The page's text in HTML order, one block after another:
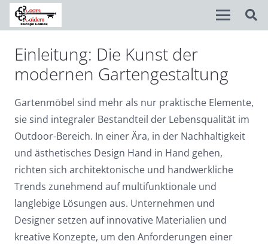
Einleitung: Die Kunst der
modernen Gartengestaltung
Gartenmöbel sind mehr als nur praktische Elemente,
sie sind integraler Bestandteil der Lebensqualität im
Outdoor-Bereich. In einer Ära, in der Nachhaltigkeit
und ästhetisches Design Hand in Hand gehen,
richten sich architektonische und handwerkliche
Trends zunehmend auf multifunktionale und
langlebige Lösungen aus. Unternehmen und
Designer setzen auf innovative Materialien und
kreative Konzepte, um den Anforderungen einer
visibility_off Disable flashes
title Mark headings
settings Background Color
Zoom out
zoom_in Zoom in
remove_circle_outline Decrease font
add_circle_outline Increase font
spellcheck Readable font